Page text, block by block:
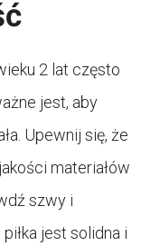
2 lat często
jest, aby
Upewnij się, że
materiałów
szwy i
jest solidna i